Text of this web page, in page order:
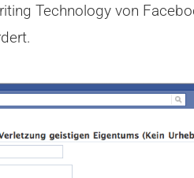
Technology von